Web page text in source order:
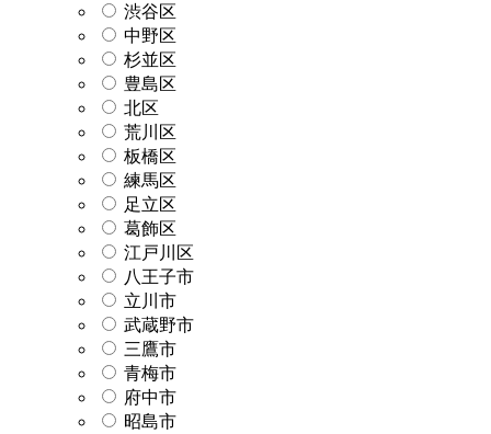
渋谷区
中野区
杉並区
豊島区
北区
荒川区
板橋区
練馬区
足立区
葛飾区
江戸川区
八王子市
立川市
武蔵野市
三鷹市
青梅市
府中市
昭島市